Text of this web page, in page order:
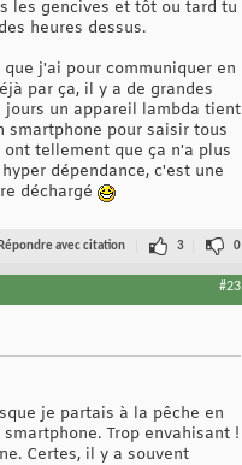
les gencives et tôt ou tard tu
heures dessus.
j'ai pour communiquer en
par ça, il y a de grandes
un appareil lambda tient
smartphone pour saisir tous
tellement que ça n'a plus
dépendance, c'est une
déchargé
avec citation 3 0
#23
je partais à la pêche en
Trop envahisant !
Certes, il y a souvent